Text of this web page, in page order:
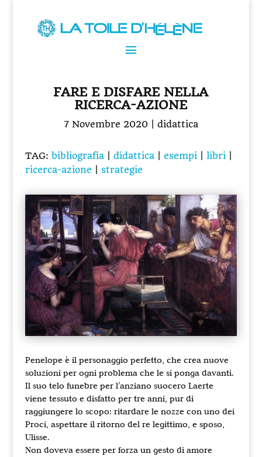
FARE E DISFARE NELLA
RICERCA-AZIONE
7 Novembre 2020| didattica
TAG: bibliografia| didattica| esempi| libri|
ricerca-azione
strategie
Penelope è il personaggio perfetto, che crea nuove
soluzioni per ogni problema che le si ponga davanti.
Il suo telo funebre per l’anziano suocero Laerte
viene tessuto e disfatto per tre anni, pur di
raggiungere lo scopo: ritardare le nozze con uno dei
Proci, aspettare il ritorno del re legittimo, e sposo,
Ulisse.
Non doveva essere per forza un gesto di amore